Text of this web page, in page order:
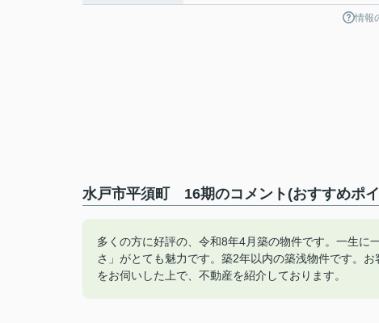
情報
水戸市平須町 16期のコメント(おすすめポ
多くの方に好評の、令和8年4月築の物件です。一生に
さ」がとても魅力です。築2年以内の築浅物件です。
をお伺いした上で、不動産を紹介しております。